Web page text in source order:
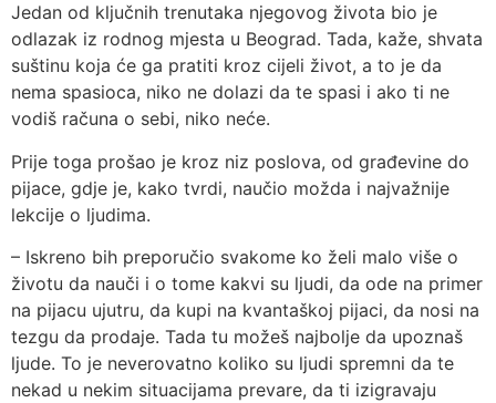
Jedan od ključnih trenutaka njegovog života bio je
odlazak iz rodnog mjesta u Beograd. Tada, kaže, shvata
suštinu koja će ga pratiti kroz cijeli život, a to je da
nema spasioca, niko ne dolazi da te spasi i ako ti ne
vodiš računa o sebi, niko neće.
Prije toga prošao je kroz niz poslova, od građevine do
pijace, gdje je, kako tvrdi, naučio možda i najvažnije
lekcije o ljudima.
– Iskreno bih preporučio svakome ko želi malo više o
životu da nauči i o tome kakvi su ljudi, da ode na primer
na pijacu ujutru, da kupi na kvantaškoj pijaci, da nosi na
tezgu da prodaje. Tada tu možeš najbolje da upoznaš
ljude. To je neverovatno koliko su ljudi spremni da te
nekad u nekim situacijama prevare, da ti izigravaju